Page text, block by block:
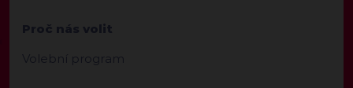
Proč nás volit
Volební program